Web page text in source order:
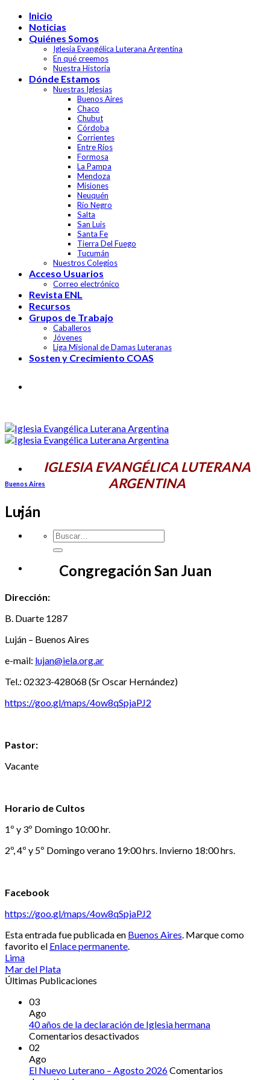
Skip
content
Inicio
Noticias
Quiénes Somos
Iglesia Evangélica Luterana Argentina
En qué creemos
Nuestra Historia
Dónde Estamos
Nuestras Iglesias
Buenos Aires
Chaco
Chubut
Córdoba
Corrientes
Entre Ríos
Formosa
La Pampa
Mendoza
Misiones
Neuquén
Río Negro
Salta
San Luis
Santa Fe
Tierra Del Fuego
Tucumán
Nuestros Colegios
Acceso Usuarios
Correo electrónico
Revista ENL
Recursos
Grupos de Trabajo
Caballeros
Jóvenes
Liga Misional de Damas Luteranas
Sosten y Crecimiento COAS
IGLESIA EVANGÉLICA LUTERANA
ARGENTINA
Buenos Aires
Luján
Congregación San Juan
Dirección:
B. Duarte 1287
Luján – Buenos Aires
e-mail: lujan@iela.org.ar
Tel.: 02323-428068 (Sr Oscar Hernández)
https://goo.gl/maps/4ow8qSpjaPJ2
Pastor:
Vacante
Horario de Cultos
1º y 3º Domingo 10:00 hr.
2º, 4º y 5º Domingo verano 19:00 hrs. Invierno 18:00 hrs.
Facebook
https://goo.gl/maps/4ow8qSpjaPJ2
Esta entrada fue publicada en Buenos Aires . Marque como
favorito el Enlace permanente
Lima
Mar del Plata
Últimas Publicaciones
03
Ago
40 años de la declaración de Iglesia hermana
Comentarios desactivados
de
02
Ago
El Nuevo Luterano – Agosto 2026Comentarios